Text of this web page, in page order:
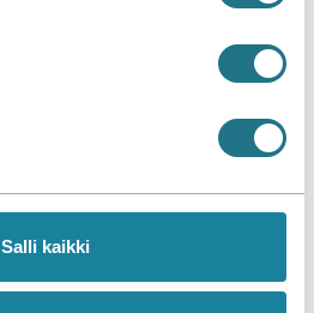
Salli kaikki
Nurmijärven Golf